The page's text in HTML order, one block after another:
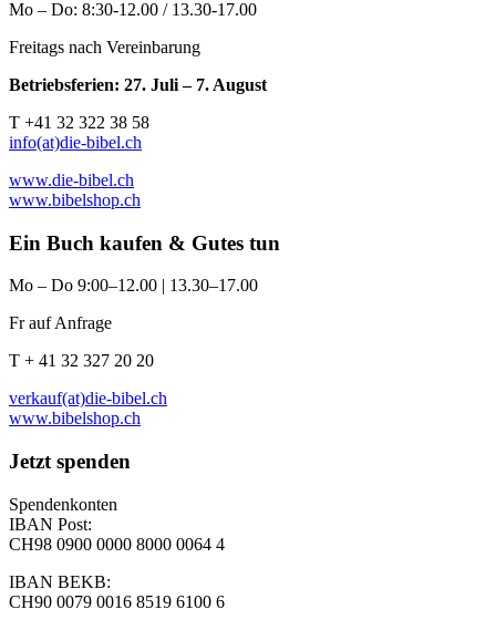
Mo – Do: 8:30-12.00 / 13.30-17.00
Freitags nach Vereinbarung
Betriebsferien: 27. Juli – 7. August
T +41 32 322 38 58
info(at)die-bibel.ch
www.die-bibel.ch
www.bibelshop.ch
Ein Buch kaufen & Gutes tun
Mo – Do 9:00–12.00 | 13.30–17.00
Fr auf Anfrage
T + 41 32 327 20 20
verkauf(at)die-bibel.ch
www.bibelshop.ch
Jetzt spenden
Spendenkonten
IBAN Post:
CH98 0900 0000 8000 0064 4
IBAN BEKB:
CH90 0079 0016 8519 6100 6